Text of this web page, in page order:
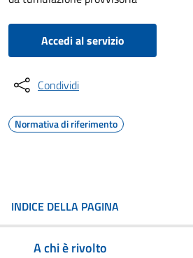
Accedi al servizio
Condividi
Normativa di riferimento
INDICE DELLA PAGINA
A chi è rivolto